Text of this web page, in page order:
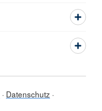
Datenschutz